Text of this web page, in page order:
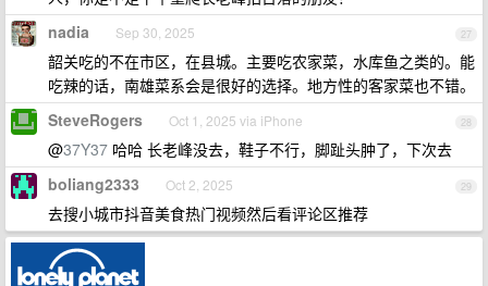
27
nadia Sep 30, 2025
韶关吃的不在市区，在县城。主要吃农家菜，水库鱼之类的。能
吃辣的话，南雄菜系会是很好的选择。地方性的客家菜也不错。
28
SteveRogers Oct 1, 2025 via iPhone
@37Y37 哈哈 长老峰没去，鞋子不行，脚趾头肿了，下次去
29
boliang2333 Oct 2, 2025
去搜小城市抖音美食热门视频然后看评论区推荐